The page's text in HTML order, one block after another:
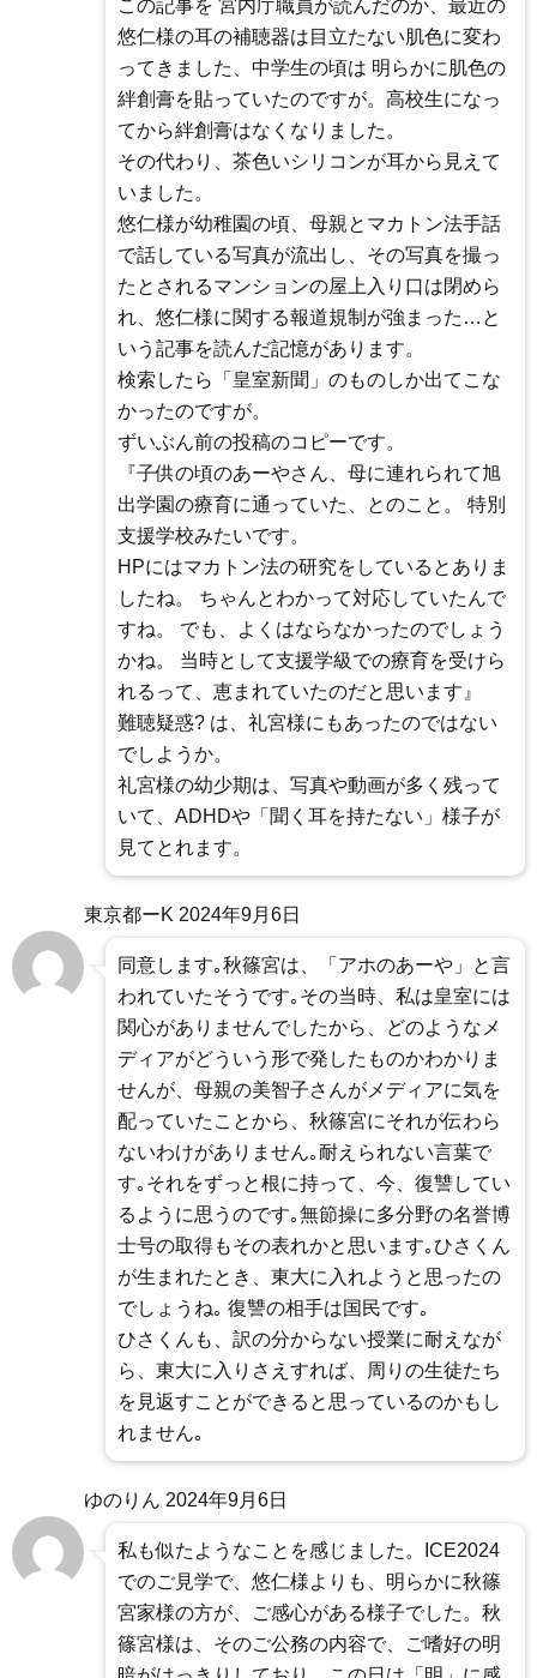
この記事を 宮内庁職員が読んだのか、最近の
悠仁様の耳の補聴器は目立たない肌色に変わ
ってきました、中学生の頃は 明らかに肌色の
絆創膏を貼っていたのですが。高校生になっ
てから絆創膏はなくなりました。
その代わり、茶色いシリコンが耳から見えて
いました。
悠仁様が幼稚園の頃、母親とマカトン法手話
で話している写真が流出し、その写真を撮っ
たとされるマンションの屋上入り口は閉めら
れ、悠仁様に関する報道規制が強まった…と
いう記事を読んだ記憶があります。
検索したら「皇室新聞」のものしか出てこな
かったのですが。
ずいぶん前の投稿のコピーです。
『子供の頃のあーやさん、母に連れられて旭
出学園の療育に通っていた、とのこと。 特別
支援学校みたいです。
HPにはマカトン法の研究をしているとありま
したね。 ちゃんとわかって対応していたんで
すね。 でも、よくはならなかったのでしょう
かね。 当時として支援学級での療育を受けら
れるって、恵まれていたのだと思います』
難聴疑惑? は、礼宮様にもあったのではない
でしようか。
礼宮様の幼少期は、写真や動画が多く残って
いて、ADHDや「聞く耳を持たない」様子が
見てとれます。
東京都ーK 2024年9月6日
同意します｡秋篠宮は、「アホのあーや」と言
われていたそうです｡その当時、私は皇室には
関心がありませんでしたから、どのようなメ
ディアがどういう形で発したものかわかりま
せんが、母親の美智子さんがメディアに気を
配っていたことから、秋篠宮にそれが伝わら
ないわけがありません｡耐えられない言葉で
す｡それをずっと根に持って、今、復讐してい
るように思うのです｡無節操に多分野の名誉博
士号の取得もその表れかと思います｡ひさくん
が生まれたとき、東大に入れようと思ったの
でしょうね｡ 復讐の相手は国民です｡
ひさくんも、訳の分からない授業に耐えなが
ら、東大に入りさえすれば、周りの生徒たち
を見返すことができると思っているのかもし
れません｡
ゆのりん 2024年9月6日
私も似たようなことを感じました。ICE2024
でのご見学で、悠仁様よりも、明らかに秋篠
宮家様の方が、ご感心がある様子でした。秋
篠宮様は、そのご公務の内容で、ご嗜好の明